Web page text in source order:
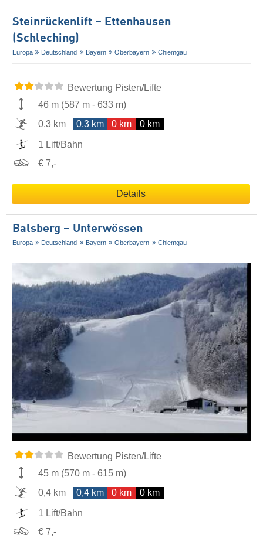
Steinrückenlift – Ettenhausen
(Schleching)
Europa Deutschland Bayern Oberbayern Chiemgau
Bewertung Pisten/Lifte
46 m (587 m - 633 m)
0,3 km
0,3 km 0 km 0 km
1 Lift/Bahn
€ 7,-
Details
Balsberg – Unterwössen
Europa Deutschland Bayern Oberbayern Chiemgau
Bewertung Pisten/Lifte
45 m (570 m - 615 m)
0,4 km
0,4 km 0 km 0 km
1 Lift/Bahn
€ 7,-